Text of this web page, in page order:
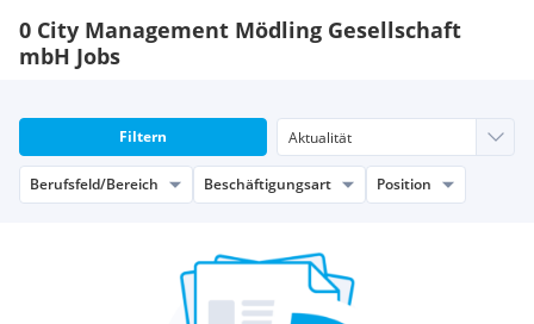
0 City Management Mödling Gesellschaft
mbH Jobs
Filtern
Berufsfeld/Bereich Beschäftigungsart Position